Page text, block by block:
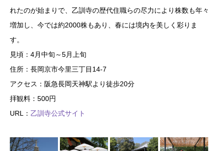
れたのが始まりで、乙訓寺の歴代住職らの尽力により株数も年々
増加し、今では約2000株もあり、春には境内を美しく彩りま
す。
見頃：4月中旬～5月上旬
住所：長岡京市今里三丁目14-7
アクセス：阪急長岡天神駅より徒歩20分
拝観料：500円
URL： 乙訓寺公式サイト